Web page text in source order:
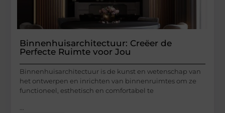
Binnenhuisarchitectuur: Creëer de
Perfecte Ruimte voor Jou
Binnenhuisarchitectuur is de kunst en wetenschap van
het ontwerpen en inrichten van binnenruimtes om ze
functioneel, esthetisch en comfortabel te